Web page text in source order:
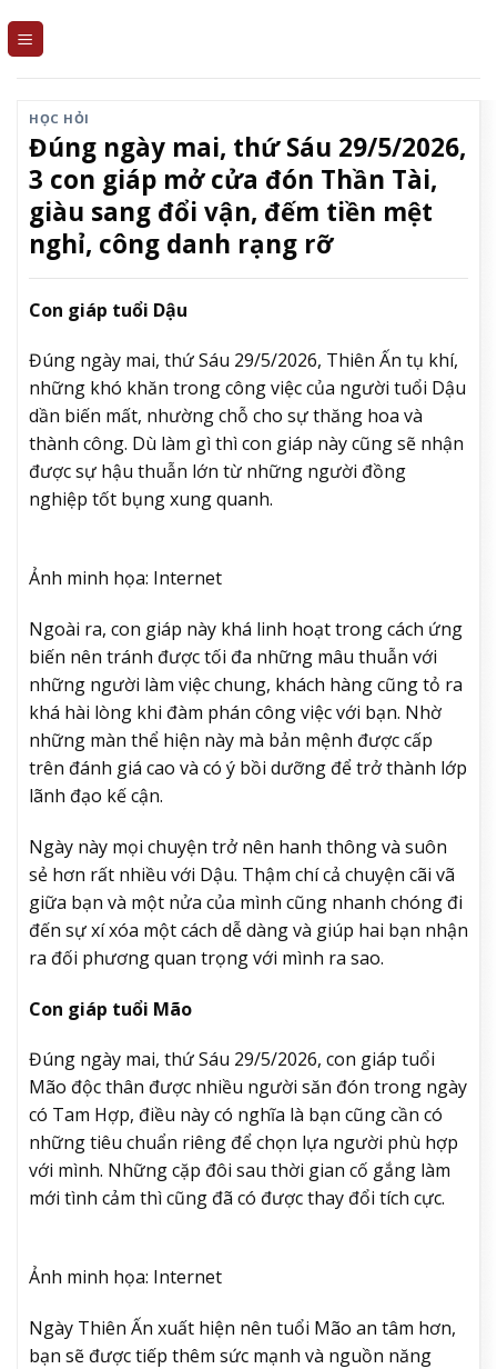
HỌC HỎI
Đúng ngày mai, thứ Sáu 29/5/2026,
3 con giáp mở cửa đón Thần Tài,
giàu sang đổi vận, đếm tiền mệt
nghỉ, công danh rạng rỡ
Con giáp tuổi Dậu
Đúng ngày mai, thứ Sáu 29/5/2026, Thiên Ấn tụ khí,
những khó khăn trong công việc của người tuổi Dậu
dần biến mất, nhường chỗ cho sự thăng hoa và
thành công. Dù làm gì thì con giáp này cũng sẽ nhận
được sự hậu thuẫn lớn từ những người đồng
nghiệp tốt bụng xung quanh.
Ảnh minh họa: Internet
Ngoài ra, con giáp này khá linh hoạt trong cách ứng
biến nên tránh được tối đa những mâu thuẫn với
những người làm việc chung, khách hàng cũng tỏ ra
khá hài lòng khi đàm phán công việc với bạn. Nhờ
những màn thể hiện này mà bản mệnh được cấp
trên đánh giá cao và có ý bồi dưỡng để trở thành lớp
lãnh đạo kế cận.
Ngày này mọi chuyện trở nên hanh thông và suôn
sẻ hơn rất nhiều với Dậu. Thậm chí cả chuyện cãi vã
giữa bạn và một nửa của mình cũng nhanh chóng đi
đến sự xí xóa một cách dễ dàng và giúp hai bạn nhận
ra đối phương quan trọng với mình ra sao.
Con giáp tuổi Mão
Đúng ngày mai, thứ Sáu 29/5/2026, con giáp tuổi
Mão độc thân được nhiều người săn đón trong ngày
có Tam Hợp, điều này có nghĩa là bạn cũng cần có
những tiêu chuẩn riêng để chọn lựa người phù hợp
với mình. Những cặp đôi sau thời gian cố gắng làm
mới tình cảm thì cũng đã có được thay đổi tích cực.
Ảnh minh họa: Internet
Ngày Thiên Ấn xuất hiện nên tuổi Mão an tâm hơn,
bạn sẽ được tiếp thêm sức mạnh và nguồn năng